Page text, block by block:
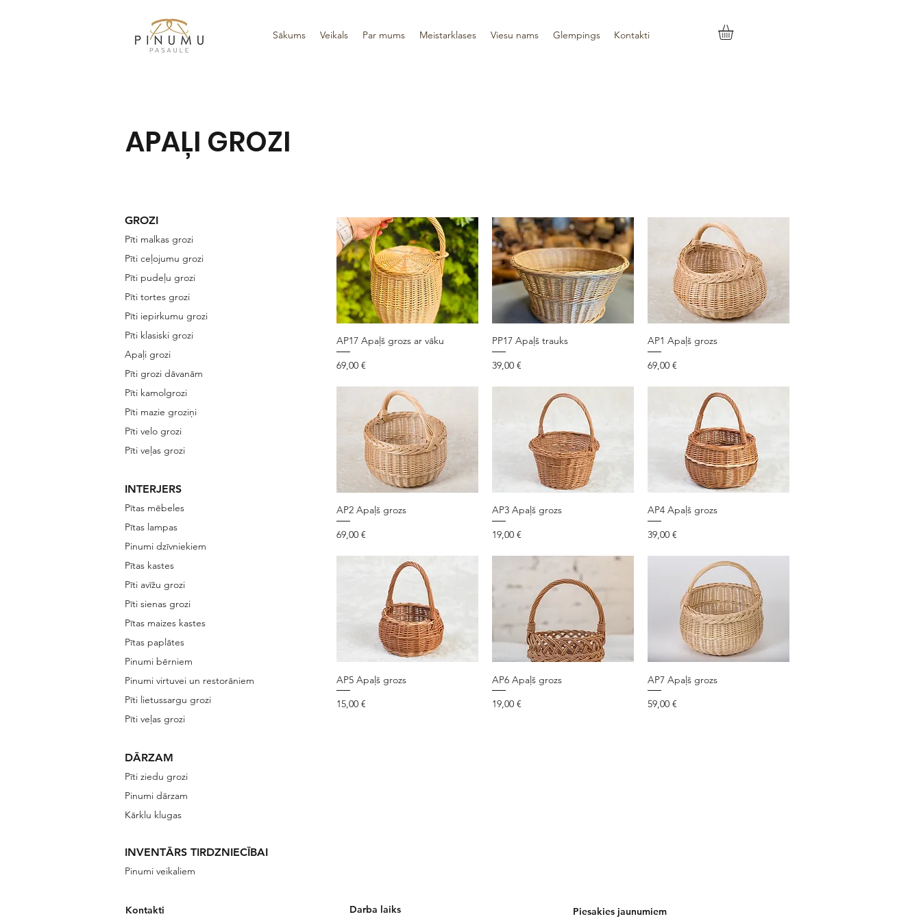
Sākums Veikals Par mums Meistarklases Viesu nams Glempings Kontakti
APAĻI GROZI
AP17 Apaļš grozs ar vāku
Cena
69,00 €
PP17 Apaļš trauks
Cena
39,00 €
AP1 Apaļš grozs
Cena
69,00 €
AP2 Apaļš grozs
Cena
69,00 €
AP3 Apaļš grozs
Cena
19,00 €
AP4 Apaļš grozs
Cena
39,00 €
AP5 Apaļš grozs
Cena
15,00 €
AP6 Apaļš grozs
Cena
19,00 €
AP7 Apaļš grozs
Cena
59,00 €
GROZI
Pīti malkas grozi
Pīti ceļojumu grozi
Pīti pudeļu grozi
Pīti tortes grozi
Pīti iepirkumu grozi
Pīti klasiski grozi
Apaļi grozi
Pīti grozi dāvanām
Pīti kamolgrozi
Pīti mazie groziņi
Pīti velo grozi
Pīti veļas grozi
INTERJERS
Pītas mēbeles
Pītas lampas
Pinumi dzīvniekiem
Pītas kastes
Pīti avīžu grozi
Pīti sienas grozi
Pītas maizes kastes
Pītas paplātes
Pinumi bērniem
Pinumi virtuvei un restorāniem
Pīti lietussargu grozi
Pīti veļas grozi
DĀRZAM
Pīti ziedu grozi
Pinumi dārzam
Kārklu klugas
INVENTĀRS TIRDZNIECĪBAI
Pinumi veikaliem
Kontakti
Darba laiks
Piesakies jaunumiem